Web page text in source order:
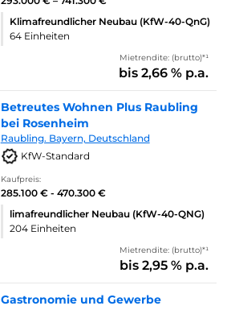
Klimafreundlicher Neubau (KfW-40-QnG)
64 Einheiten
Mietrendite: (brutto)*¹
bis 2,66 % p.a.
Betreutes Wohnen Plus Raubling
bei Rosenheim
Raubling. Bayern, Deutschland
KfW-Standard
Kaufpreis:
285.100 € - 470.300 €
limafreundlicher Neubau (KfW-40-QNG)
204 Einheiten
Mietrendite: (brutto)*¹
bis 2,95 % p.a.
Gastronomie und Gewerbe